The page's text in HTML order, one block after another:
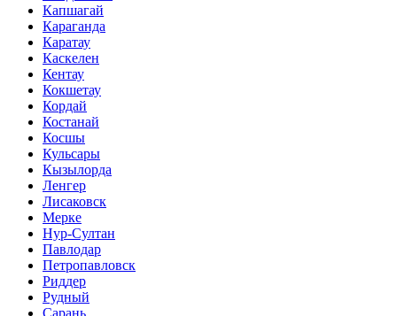
Капшагай
Караганда
Каратау
Каскелен
Кентау
Кокшетау
Кордай
Костанай
Косшы
Кульсары
Кызылорда
Ленгер
Лисаковск
Мерке
Нур-Султан
Павлодар
Петропавловск
Риддер
Рудный